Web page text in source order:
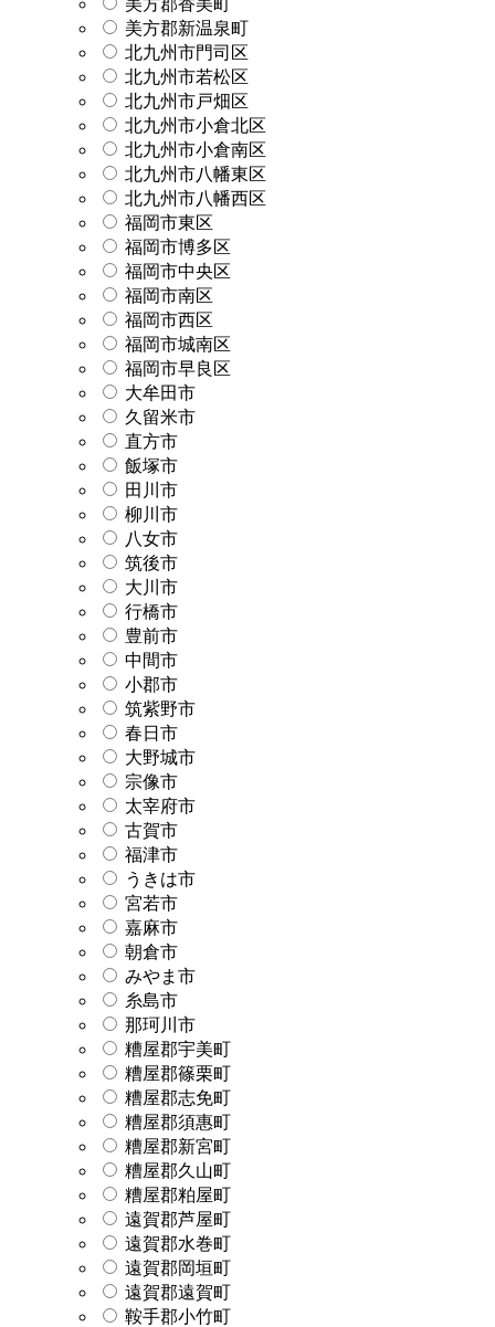
美方郡新温泉町
北九州市門司区
北九州市若松区
北九州市戸畑区
北九州市小倉北区
北九州市小倉南区
北九州市八幡東区
北九州市八幡西区
福岡市東区
福岡市博多区
福岡市中央区
福岡市南区
福岡市西区
福岡市城南区
福岡市早良区
大牟田市
久留米市
直方市
飯塚市
田川市
柳川市
八女市
筑後市
大川市
行橋市
豊前市
中間市
小郡市
筑紫野市
春日市
大野城市
宗像市
太宰府市
古賀市
福津市
うきは市
宮若市
嘉麻市
朝倉市
みやま市
糸島市
那珂川市
糟屋郡宇美町
糟屋郡篠栗町
糟屋郡志免町
糟屋郡須惠町
糟屋郡新宮町
糟屋郡久山町
糟屋郡粕屋町
遠賀郡芦屋町
遠賀郡水巻町
遠賀郡岡垣町
遠賀郡遠賀町
鞍手郡小竹町